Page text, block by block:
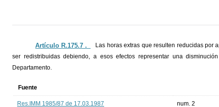
Artículo R.175.7 ._
Las horas extras que resulten reducidas por
ser redistribuidas debiendo, a esos efectos representar una
Departamento.
Fuente
Res.IMM 1985/87 de 17.03.1987 num. 2